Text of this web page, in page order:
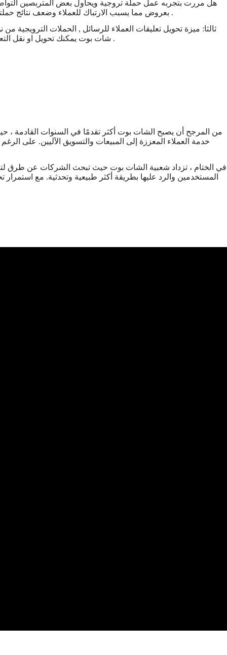
بعروض مما يسبب الارتباك للعملاء وضعف نتائج حملتك , يقوم ميجو شات بوت فورا باخفاء تعليق العميل بشكل اختيارى اثناء الرد على العميل , يبقى تعليق العميل ظاهر فقط له ولمسئول الصفحة .
ثالثا: ميزة تحويل تعليقات العملاء للرسائل , الحملات الترويجية
شات بوت يمكنك تحويل او نقل التعليقات للرسائل وكأن العميل حاول التواصل عبر الرسائل وليس التعليقات , مع متابعه مسئولى الصفحه لن يخرج مسئول الصفحه من الرسائل .
من المرجح أن يصبح الشات بوت أكثر تقدمًا في السنوات القادمة ،
خدمة العملاء المعززة إلى المبيعات والتسويق الآليين. على
في الختام ، تزداد شعبية الشات بوت حيث تبحث الشركات عن طرق
المستخدمين والرد عليها بطريقة أكثر طبيعية وتحدثية. مع